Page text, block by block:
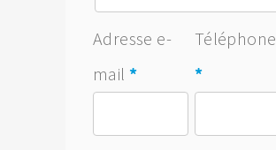
Adresse e-
mail *
Téléphone
*